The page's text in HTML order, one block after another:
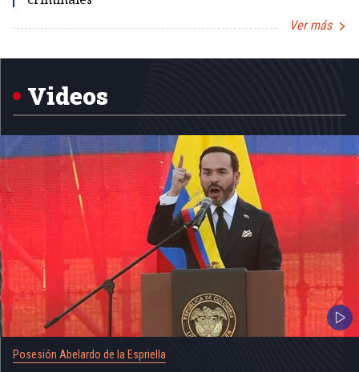
Ver más
Videos
Posesión Abelardo de la Espriella